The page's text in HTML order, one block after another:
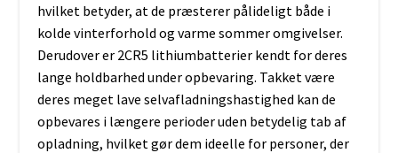
hvilket betyder, at de præsterer pålideligt både i
kolde vinterforhold og varme sommer omgivelser.
Derudover er 2CR5 lithiumbatterier kendt for deres
lange holdbarhed under opbevaring. Takket være
deres meget lave selvafladningshastighed kan de
opbevares i længere perioder uden betydelig tab af
opladning, hvilket gør dem ideelle for personer, der